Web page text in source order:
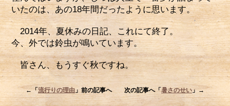
いたのは、あの18年間だったように思います。
2014年、夏休みの日記、これにて終了。
今、外では鈴虫が鳴いています。
皆さん、もうすぐ秋ですね。
←「流行りの理由 」前の記事へ 次の記事へ「暑さのせい 」→